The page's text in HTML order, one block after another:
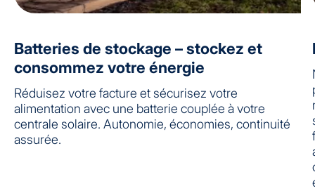
Batteries de stockage – stockez et
consommez votre énergie
Réduisez votre facture et sécurisez votre
alimentation avec une batterie couplée à votre
centrale solaire. Autonomie, économies, continuité
assurée.